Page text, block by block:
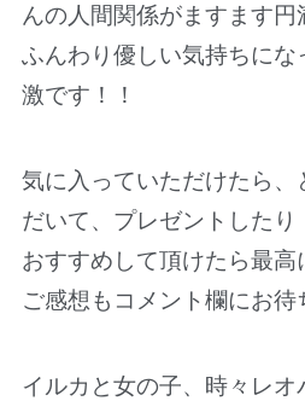
んの人間関係がますます円
ふんわり優しい気持ちにな
激です！！
気に入っていただけたら、
だいて、プレゼントしたり
おすすめして頂けたら最高
ご感想もコメント欄にお待
イルカと女の子、時々レオ